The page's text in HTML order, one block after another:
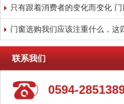
只有跟着消费者的变化而变化 门
门窗选购我们应该注重什么，这
联系我们
0594-